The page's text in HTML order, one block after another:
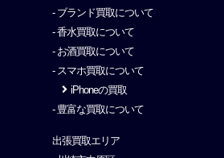
- ブランド買取について
- 香水買取について
- お酒買取について
- スマホ買取について
iPhoneの買取
- 豊富な買取について
出張買取エリア